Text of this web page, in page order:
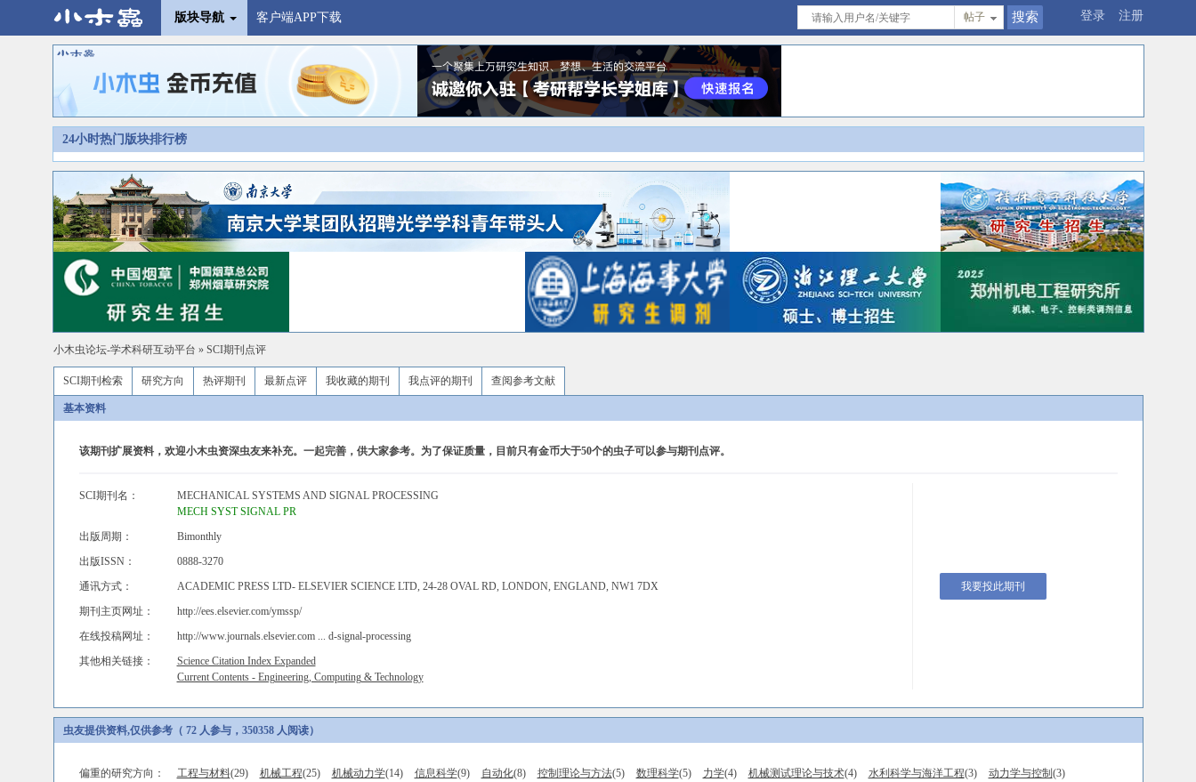
版块导航 客户端APP下载 登录 注册
帖子
24小时热门版块排行榜
小木虫论坛-学术科研互动平台 » SCI期刊点评
SCI期刊检索 研究方向 热评期刊 最新点评 我收藏的期刊 我点评的期刊 查阅参考文献
基本资料
该期刊扩展资料，欢迎小木虫资深虫友来补充。一起完善，供大家参考。为了保证质量，目前只有金币大于50个的虫子可以参与期刊点评。
SCI期刊名：
MECHANICAL SYSTEMS AND SIGNAL PROCESSING
MECH SYST SIGNAL PR
我要投此期刊
出版周期：
Bimonthly
出版ISSN：
0888-3270
通讯方式：
ACADEMIC PRESS LTD- ELSEVIER SCIENCE LTD, 24-28 OVAL RD, LONDON, ENGLAND, NW1 7DX
期刊主页网址：
http://ees.elsevier.com/ymssp/
在线投稿网址：
http://www.journals.elsevier.com ... d-signal-processing
其他相关链接：
Science Citation Index Expanded
Current Contents - Engineering, Computing & Technology
虫友提供资料,仅供参考（ 72 人参与，350358 人阅读）
偏重的研究方向： 工程与材料(29) 机械工程(25) 机械动力学(14) 信息科学(9) 自动化(8) 控制理论与方法(5) 数理科学(5) 力学(4) 机械测试理论与技术(4) 水利科学与海洋工程(3) 动力学与控制 (3)